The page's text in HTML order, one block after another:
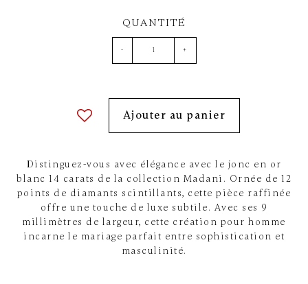
QUANTITÉ
- +
Ajouter au panier
Distinguez-vous avec élégance avec le jonc en or
blanc 14 carats de la collection Madani. Ornée de 12
points de diamants scintillants, cette pièce raffinée
offre une touche de luxe subtile. Avec ses 9
millimètres de largeur, cette création pour homme
incarne le mariage parfait entre sophistication et
masculinité.